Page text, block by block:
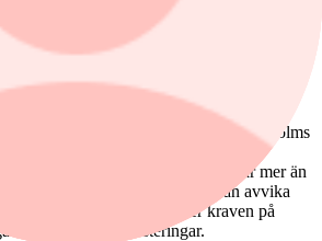
flera aktier än OMXS 30-indexet så
på 65 procent av Stockholmsbörsen
blir i indexet är 65 procent stora bolag, 27
drygt 5 procent är klassificerade som små
som valt att följa Nasdaq Stockholms
största är Länsförsäkringar Sverige
Sverige A. Båda fonderna har mer än
kapital. Båda fonderna kan avvika
aktier som inte uppfyller kraven på
eller hållbara investeringar.